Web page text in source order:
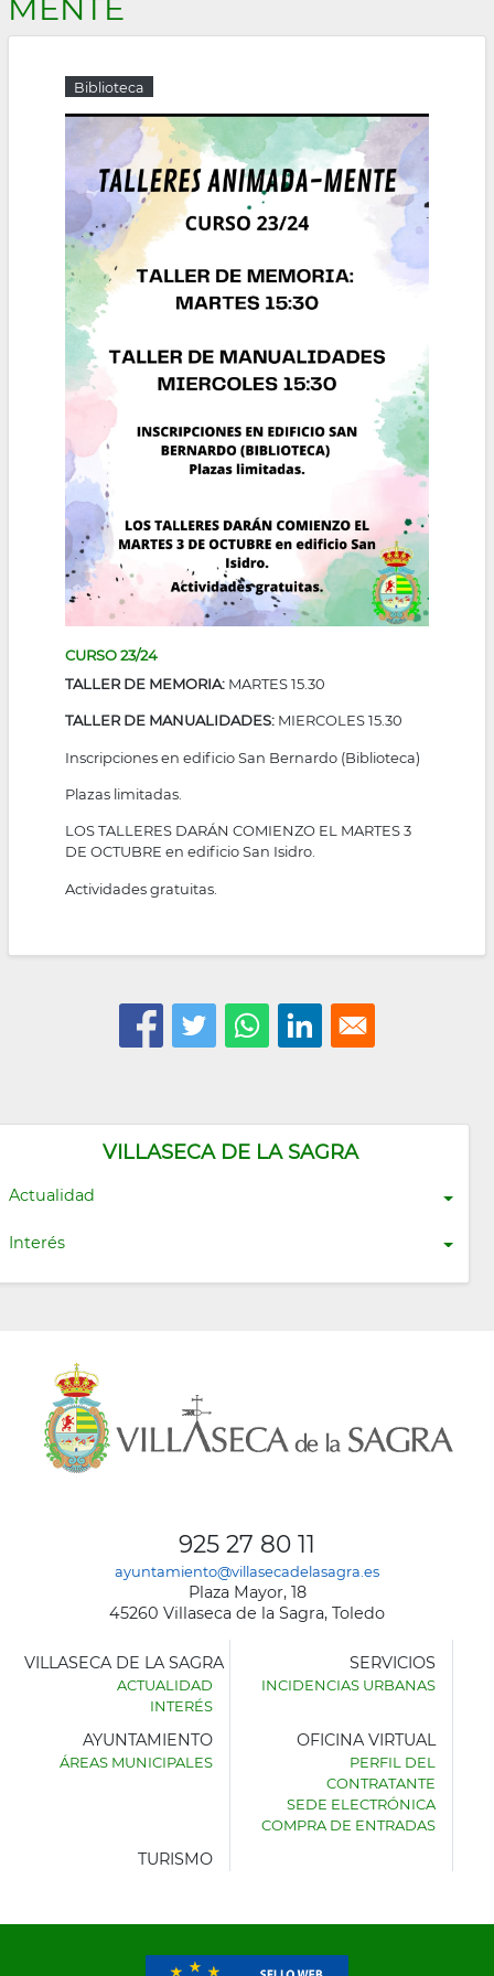
la
navegación
VILLASECA DE LA SAGRA
Actualidad
Interés
MENTE
Biblioteca
CURSO 23/24
TALLER DE MEMORIA: MARTES 15.30
TALLER DE MANUALIDADES: MIERCOLES 15.30
Inscripciones en edificio San Bernardo (Biblioteca)
Plazas limitadas.
LOS TALLERES DARÁN COMIENZO EL MARTES 3
DE OCTUBRE en edificio San Isidro.
Actividades gratuitas.
925 27 80 11
ayuntamiento@villasecadelasagra.es
Plaza Mayor, 18
45260 Villaseca de la Sagra, Toledo
AYUNTAMIENTO
VILLASECA DE LA SAGRA
ACTUALIDAD
INTERÉS
SERVICIOS
INCIDENCIAS URBANAS
AYUNTAMIENTO
ÁREAS MUNICIPALES
OFICINA VIRTUAL
PERFIL DEL
CONTRATANTE
SEDE ELECTRÓNICA
COMPRA DE ENTRADAS
TURISMO